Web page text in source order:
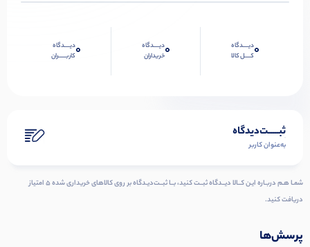
0دیــــدگاه
کــــل کالا
0دیــــدگاه
خریداران
0دیــــدگاه
کاربـــــران
ثبـــــت‌دیدگاه
به‌عنوان کاربر
شمـا هـم دربـاره ایـن کــالا دیــدگاه ثبــت کنید، بــا ثبــت‌دیـدگاه بر روی کالاهای خریداری شده ۵ امتیاز
دریافت کنید.
پرسش‌ها